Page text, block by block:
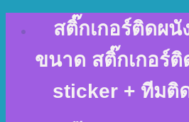
content
สติ๊กเกอร์ติดผนั
ขนาด สติ๊กเกอร์
sticker + ทีมติ